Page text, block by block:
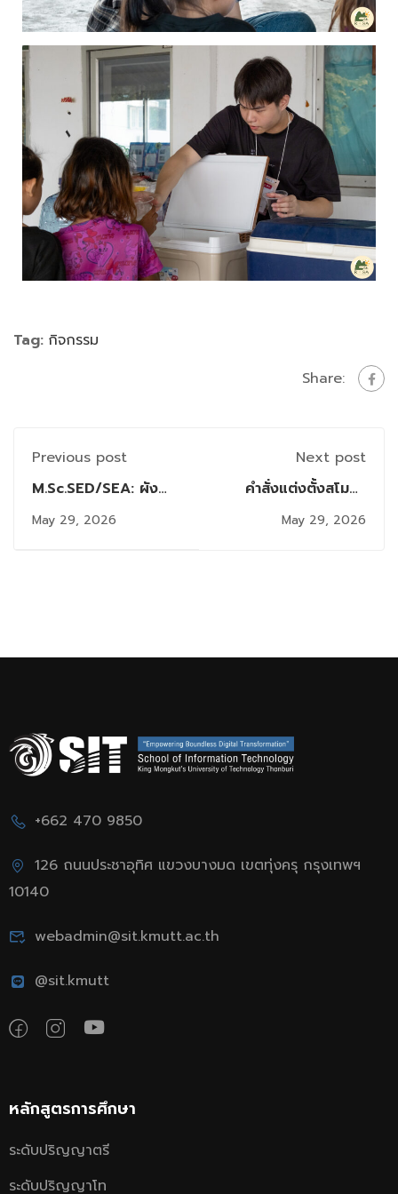
Tag: กิจกรรม
Share:
Previous post
M.Sc.SED/SEA: ผัง
สอบและรายชื่อมีสิทธิ์
สอบ Comprehensive
May 29, 2026
Next post
คำสั่งแต่งตั้งสโมสร
นักศึกษาคณะ SIT
ประจำปีการศึกษา 2569
May 29, 2026
+662 470 9850
126 ถนนประชาอุทิศ แขวงบางมด เขตทุ่งครุ กรุงเทพฯ
10140
webadmin@sit.kmutt.ac.th
@sit.kmutt
หลักสูตรการศึกษา
ระดับปริญญาตรี
ระดับปริญญาโท